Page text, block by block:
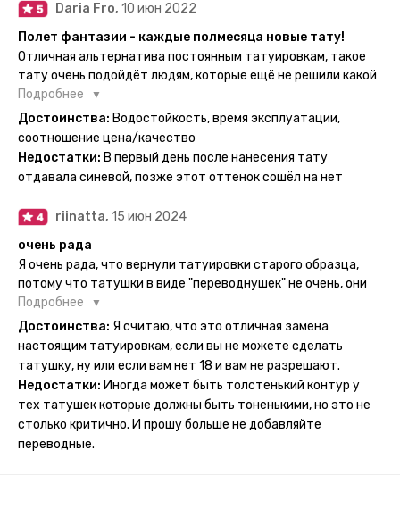
Daria Fro, 10 июн 2022
Полет фантазии - каждые полмесяца новые тату!
Отличная альтернатива постоянным татуировкам, такое
тату очень подойдёт людям, которые ещё не решили какой
эскиз им подойдёт на всю жизнь - продукт еверинк
держится на теле до 2 недель - после нанесения не нужно
бояться мочить такие тату, вода их так просто не смоет. К
рисункам прикладывается инструкция, но я предпочла
другой способ нанесения - оставила наклейку на теле на
ночь, чтобы точно перестраховаться - на утро эффект
сразу же проявился. На неподвижных частях тела тату
носится дольше, поэтому нужно обдуманно выбирать куда
её стоит наносить. Когда рисунок начнёт стираться -
водой спокойно можно убрать оставшийся контур.
Подробнее
Достоинства: Водостойкость, время эксплуатации,
соотношение цена/качество
Недостатки: В первый день после нанесения тату
отдавала синевой, позже этот оттенок сошёл на нет
riinatta, 15 июн 2024
очень рада
Я очень рада, что вернули татуировки старого образца,
потому что татушки в виде "переводнушек" не очень, они
просто не "усиживались", не те темнели, а после душа
вообще слазили, вот недавно сделала фризби дог и он
через сутки проявился и все ещё держится!! ну а 4 звезды
потому что у меня ещё очень много переводных
татуировок(
Подробнее
Достоинства: Я считаю, что это отличная замена
настоящим татуировкам, если вы не можете сделать
татушку, ну или если вам нет 18 и вам не разрешают.
Недостатки: Иногда может быть толстенький контур у
тех татушек которые должны быть тоненькими, но это не
столько критично. И прошу больше не добавляйте
переводные.